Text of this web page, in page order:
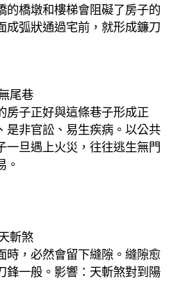
的橋墩和樓梯會阻礙了房子的
成弧狀通過宅前，就形成鐮刀
尾巷
房子正好與這條巷子形成正
是非官訟、易生疾病。以公共
一旦遇上火災，往往逃生無門
。
斬煞
時，必然會留下縫隙。縫隙愈
鋒一般。 影響：天斬煞對到陽